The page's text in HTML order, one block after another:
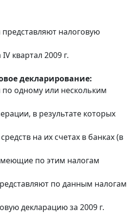
налоговую
квартал 2009 г.
декларирование:
одному или нескольким
в результате которых
на их счетах в банках (в
по этим налогам
по данным налогам
декларацию за 2009 г.